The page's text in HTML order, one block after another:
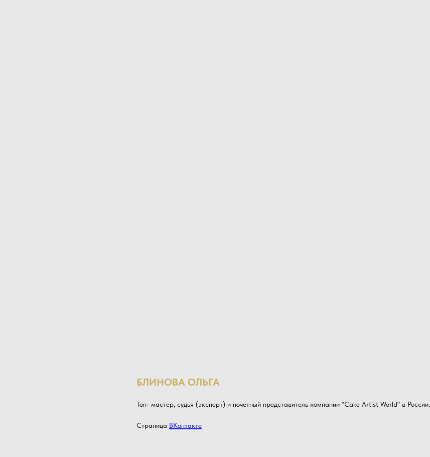
БЛИНОВА ОЛЬГА
Топ- мастер, судья (эксперт) и почетный представитель компании "Cake Artist World" в России.
Страница ВКонтакте